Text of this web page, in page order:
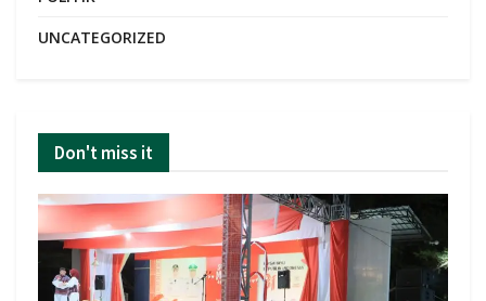
UNCATEGORIZED
Don't miss it